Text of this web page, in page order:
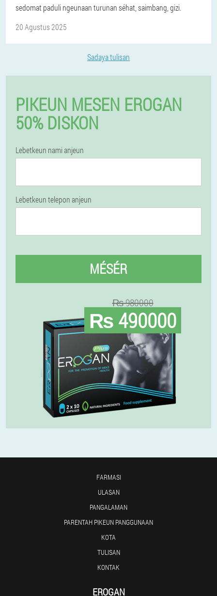
sedomat paduli ngeunaan turunan séhat, saimbang, gizi.
20 Agustus 2025
Sadaya tulisan
PIKEUN MESEN EROGAN
50% DISKON
Lebetkeun nami anjeun
Lebetkeun telepon anjeun
MÉSÉR
₨ 980000
₨ 490000
FARMASI
ULASAN
PANGALAMAN
PARENTAH PIKEUN PANGGUNAAN
KOTA
TULISAN
KONTAK
EROGAN